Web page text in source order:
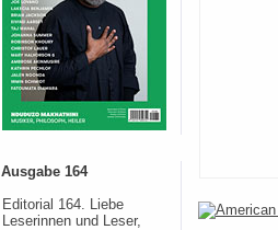
Ausgabe 164
Editorial 164. Liebe
Leserinnen und Leser,